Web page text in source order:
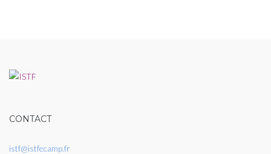
CONTACT
istf@istfecamp.fr